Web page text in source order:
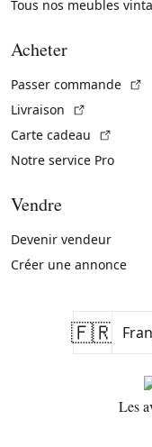
Tous nos meubles
Acheter
Passer commande
Livraison
Carte cadeau
Notre service Pro
Vendre
Devenir vendeur
Créer une annonce
🇫🇷
Les